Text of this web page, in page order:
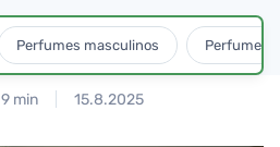
Perfumes masculinos Perfumes
9 min 15.8.2025